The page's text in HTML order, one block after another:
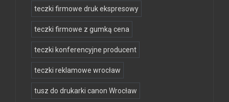
teczki firmowe druk ekspresowy
teczki firmowe z gumką cena
teczki konferencyjne producent
teczki reklamowe wrocław
tusz do drukarki canon Wrocław